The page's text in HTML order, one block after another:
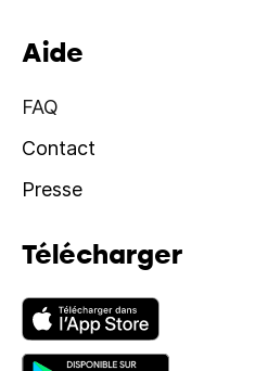
Aide
FAQ
Contact
Presse
Télécharger